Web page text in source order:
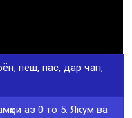
пеш, пас, дар чап,
аз 0 то 5. Якум ва